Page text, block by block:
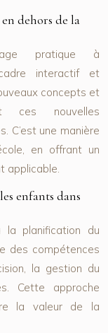
dehors de la
pratique à
interactif et
concepts et
ces nouvelles
C’est une manière
en offrant un
applicable.
enfants dans
planification du
des compétences
la gestion du
Cette approche
la valeur de la